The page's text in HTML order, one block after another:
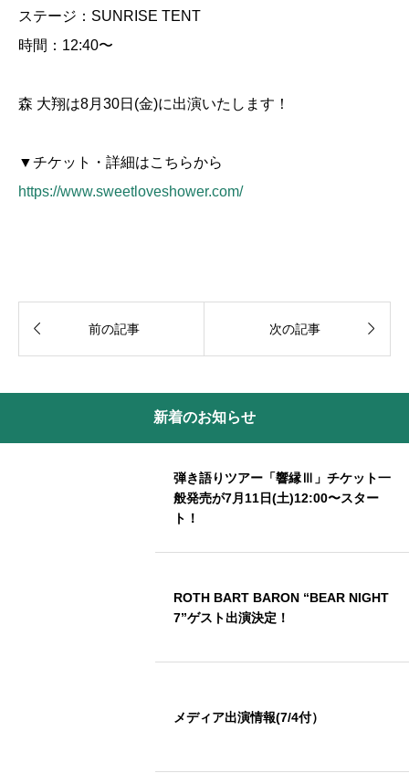
ステージ：SUNRISE TENT
時間：12:40〜
森 大翔は8月30日(金)に出演いたします！
▼チケット・詳細はこちらから
https://www.sweetloveshower.com/
 前の記事 次の記事 
新着のお知らせ
弾き語りツアー「響縁Ⅲ」チケット一
般発売が7月11日(土)12:00〜スター
ト！
ROTH BART BARON “BEAR NIGHT
7”ゲスト出演決定！
メディア出演情報(7/4付）